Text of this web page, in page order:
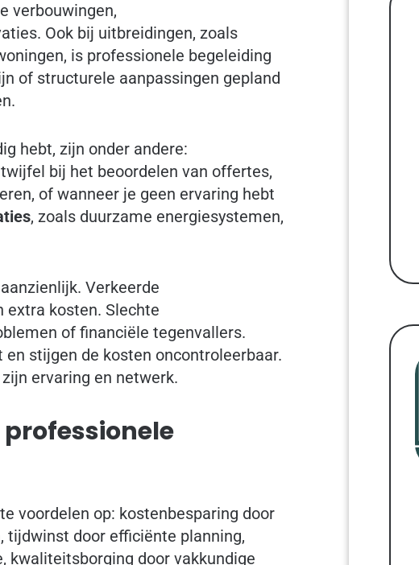
verbouwingen,
Ook bij uitbreidingen, zoals
is professionele begeleiding
of structurele aanpassingen gepland
hebt, zijn onder andere:
bij het beoordelen van offertes,
of wanneer je geen ervaring hebt
, zoals duurzame energiesystemen,
Verkeerde
extra kosten. Slechte
of financiële tegenvallers.
stijgen de kosten oncontroleerbaar.
ervaring en netwerk.
voordelen op: kostenbesparing door
tijdwinst door efficiënte planning,
kwaliteitsborging door vakkundige